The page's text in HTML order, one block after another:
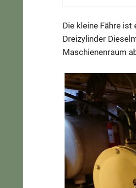
Die kleine Fähre ist
Dreizylinder
Maschienenraum